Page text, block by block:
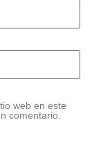
web en este
comentario.